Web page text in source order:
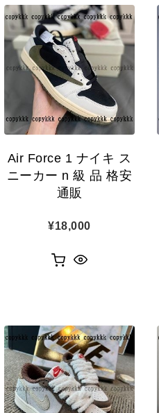
Air Force 1 ナイキ ス
ニーカー n 級 品 格安
通販
¥18,000